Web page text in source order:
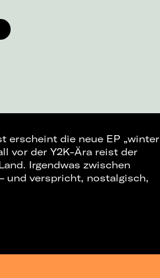
erscheint die neue EP „winter
vor der Y2K-Ära reist der
Irgendwas zwischen
und verspricht, nostalgisch,